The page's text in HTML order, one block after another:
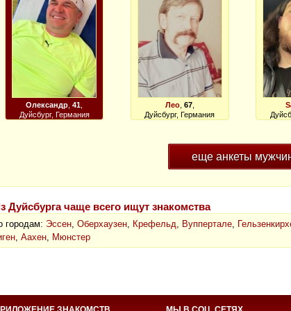
Олександр ,41
Дуйсбург, Германия
Лео, 67,
Дуйсбург, Германия
Дуйсбурга чаще всего ищут знакомства
городам: Эссен, Оберхаузен, Крефельд, Вуппертале,
, Аахен, Мюнстер